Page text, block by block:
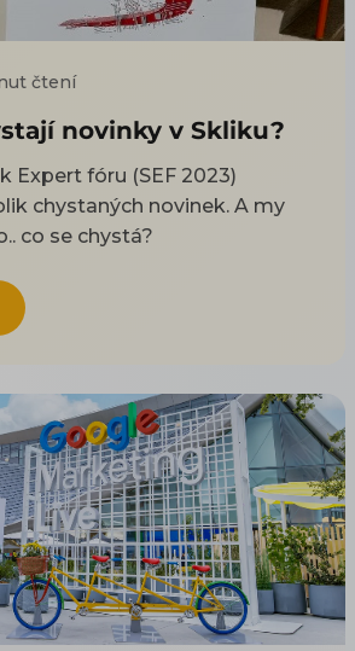
čtení
novinky v Skliku?
Expert fóru (SEF 2023)
chystaných novinek. A my
co se chystá?